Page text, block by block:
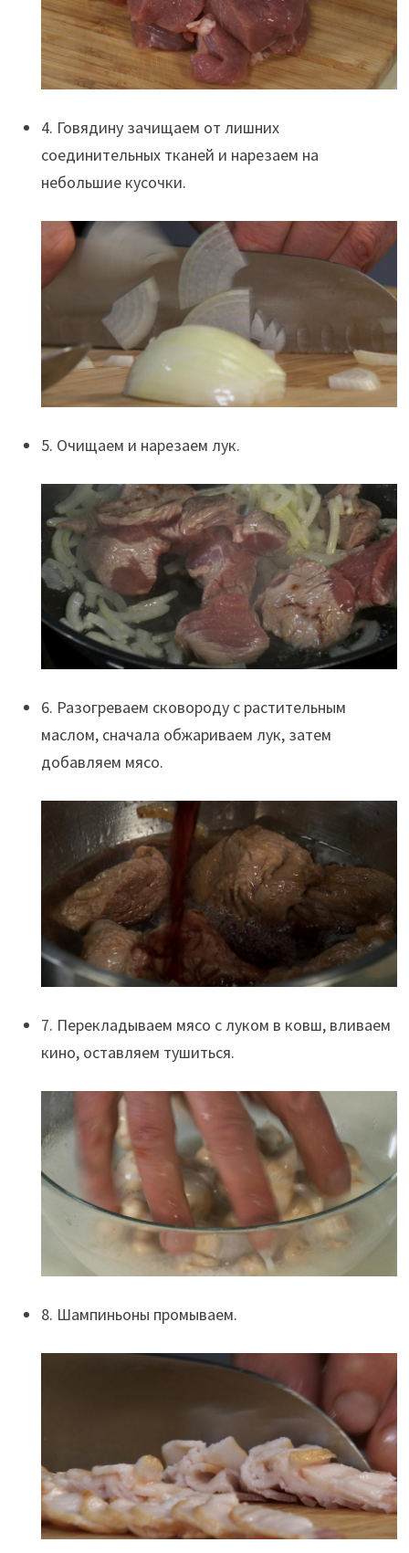
4. Говядину зачищаем от лишних
соединительных тканей и нарезаем на
небольшие кусочки.
5. Очищаем и нарезаем лук.
6. Разогреваем сковороду с растительным
маслом, сначала обжариваем лук, затем
добавляем мясо.
7. Перекладываем мясо с луком в ковш, вливаем
кино, оставляем тушиться.
8. Шампиньоны промываем.